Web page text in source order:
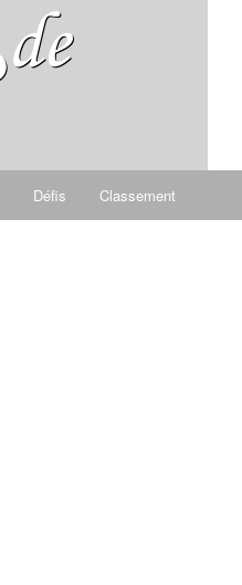
Défis Classement